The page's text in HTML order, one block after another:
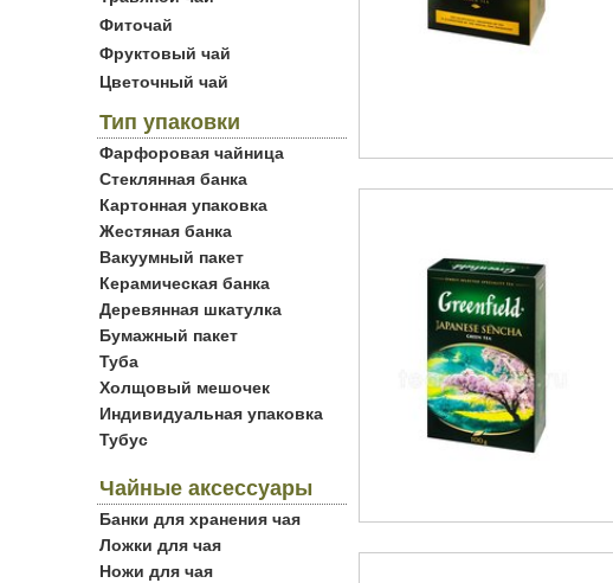
Фиточай
Фруктовый чай
Цветочный чай
Тип упаковки
Фарфоровая чайница
Стеклянная банка
Картонная упаковка
Жестяная банка
Вакуумный пакет
Керамическая банка
Деревянная шкатулка
Бумажный пакет
Туба
Холщовый мешочек
Индивидуальная упаковка
Тубус
Чайные аксессуары
Банки для хранения чая
Ложки для чая
Ножи для чая